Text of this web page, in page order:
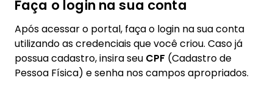
Faça o login na sua conta
Após acessar o portal, faça o login na sua conta
utilizando as credenciais que você criou. Caso já
possua cadastro, insira seu CPF (Cadastro de
Pessoa Física) e senha nos campos apropriados.